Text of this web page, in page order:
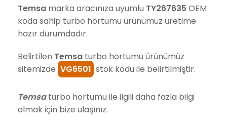
Temsa marka aracınıza uyumlu TY267635 OEM
koda sahip turbo hortumu ürünümüz üretime
hazır durumdadır.
Belirtilen Temsa turbo hortumu ürünümüz
sitemizde VG6501 stok kodu ile belirtilmiştir.
Temsaturbo hortumu ile ilgili daha fazla bilgi
almak için bize ulaşınız.